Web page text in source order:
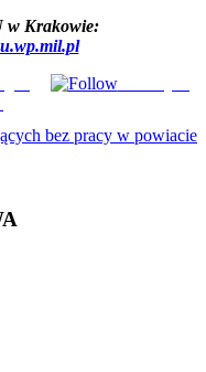
w Krakowie:
Subskrybuj
bez pracy w powiacie